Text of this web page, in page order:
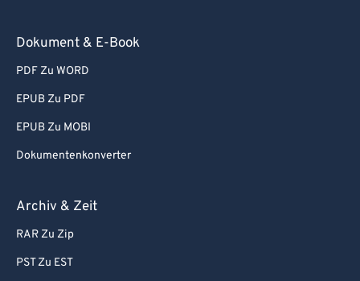
Dokument & E-Book
PDF Zu WORD
EPUB Zu PDF
EPUB Zu MOBI
Dokumentenkonverter
Archiv & Zeit
RAR Zu Zip
PST Zu EST